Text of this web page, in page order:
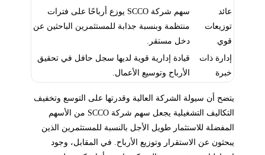
عائد
توزيعات
قوي
سهم شركة SCCO يوزع أرباحًا على فترات
منتظمة وبنسبة جذابة للمستثمرين الباحثين عن
دخل مستقر.
إدارة ذات
خبرة
قيادة إدارية قوية لديها سجل حافل في تحقيق
الأرباح وتوسيع الأعمال.
يتضح أن سيولة الشركة العالية وقدرتها على التوسع وتخفيف
التكاليف التشغيلية يجعل سهم شركة SCCO من الأسهم
المفضلة للاستثمار طويل الأجل بالنسبة للمستثمرين الذين
يبحثون عن الاستقرار وتوزيع الأرباح. في المقابل، وجود